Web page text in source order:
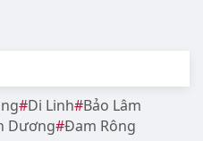
Di Linh Bảo Lâm
Dương Đam Rông